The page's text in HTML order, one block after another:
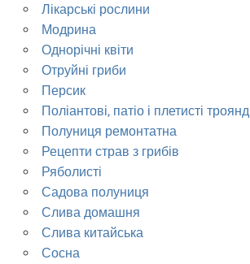
Лікарські рослини
Модрина
Однорічні квіти
Отруйні гриби
Персик
Поліантові, патіо і плетисті
Полуниця ремонтатна
Рецепти страв з грибів
Ряболисті
Садова полуниця
Слива домашня
Слива китайська
Сосна